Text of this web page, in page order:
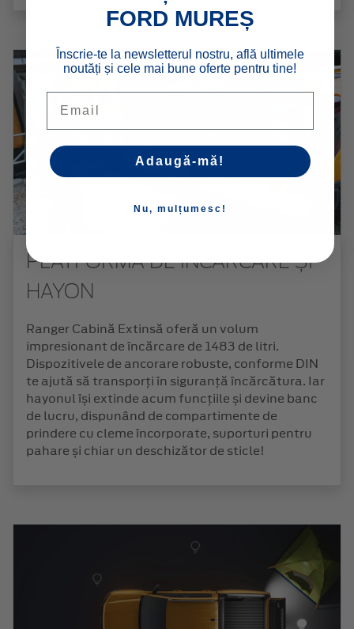
PLATFORMĂ DE ÎNCĂRCARE ȘI
HAYON
Ranger Cabină Extinsă oferă un volum
impresionant de încărcare de 1483 de litri.
Dispozitivele de ancorare robuste, conforme DIN
te ajută să transporți în siguranță încărcătura. Iar
hayonul își extinde acum funcțiile și devine banc
de lucru, dispunând de compartimente de
prindere cu cleme încorporate, suporturi pentru
pahare și chiar un deschizător de sticle!
FORD MUREȘ
Înscrie-te la newsletterul nostru, află ultimele
noutăți și cele mai bune oferte pentru tine!
Adaugă-mă!
Nu, mulțumesc!